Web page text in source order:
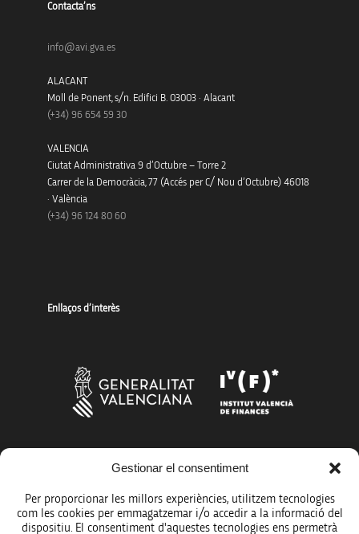
Gestionar el consentiment
Per proporcionar les millors experiències, utilitzem tecnologies
com les cookies per emmagatzemar i/o accedir a la informació del
dispositiu. El consentiment d'aquestes tecnologies ens permetrà
Contacta’ns
info@avi.gva.es
ALACANT
Moll de Ponent, s/n. Edifici B. 03003 · Alacant
(+34) 96 654 59 30
VALENCIA
Ciutat Administrativa 9 d’Octubre – Torre 2
Carrer de la Democràcia, 77 (Accés per C/ Nou d’Octubre) 46018
· València
(+34) 96 124 80 60
Enllaços d’interès
Més organismes de suport a la innovació